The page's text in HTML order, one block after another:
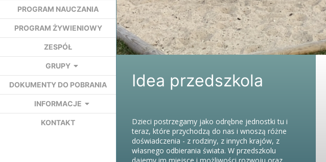
Warschau
PROGRAM NAUCZANIA
PROGRAM ŻYWIENIOWY
ZESPÓŁ
GRUPY
DOKUMENTY DO POBRANIA
INFORMACJE
KONTAKT
Idea przedszkola
Dzieci postrzegamy jako odrębne jednostki tu i
teraz, które przychodzą do nas i wnoszą różne
doświadczenia - z rodziny, z innych krajów, z
własnego odbierania świata. W przedszkolu
dajemy im miejsce i możliwości rozwoju oraz...